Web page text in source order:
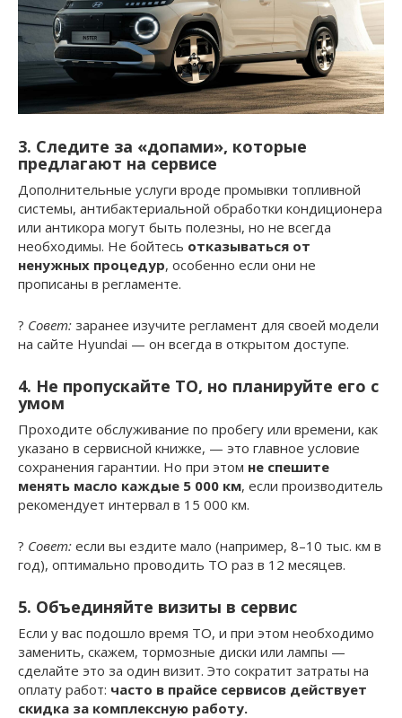
3. Следите за «допами», которые
предлагают на сервисе
Дополнительные услуги вроде промывки топливной
системы, антибактериальной обработки кондиционера
или антикора могут быть полезны, но не всегда
необходимы. Не бойтесь отказываться от
ненужных процедур, особенно если они не
прописаны в регламенте.
? Совет: заранее изучите регламент для своей модели
на сайте Hyundai — он всегда в открытом доступе.
4. Не пропускайте ТО, но планируйте его с
умом
Проходите обслуживание по пробегу или времени, как
указано в сервисной книжке, — это главное условие
сохранения гарантии. Но при этом не спешите
менять масло каждые 5 000 км, если производитель
рекомендует интервал в 15 000 км.
? Совет: если вы ездите мало (например, 8–10 тыс. км в
год), оптимально проводить ТО раз в 12 месяцев.
5. Объединяйте визиты в сервис
Если у вас подошло время ТО, и при этом необходимо
заменить, скажем, тормозные диски или лампы —
сделайте это за один визит. Это сократит затраты на
оплату работ: часто в прайсе сервисов действует
скидка за комплексную работу.